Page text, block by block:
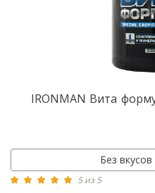
IRONMAN Вита
Без
5 из 5